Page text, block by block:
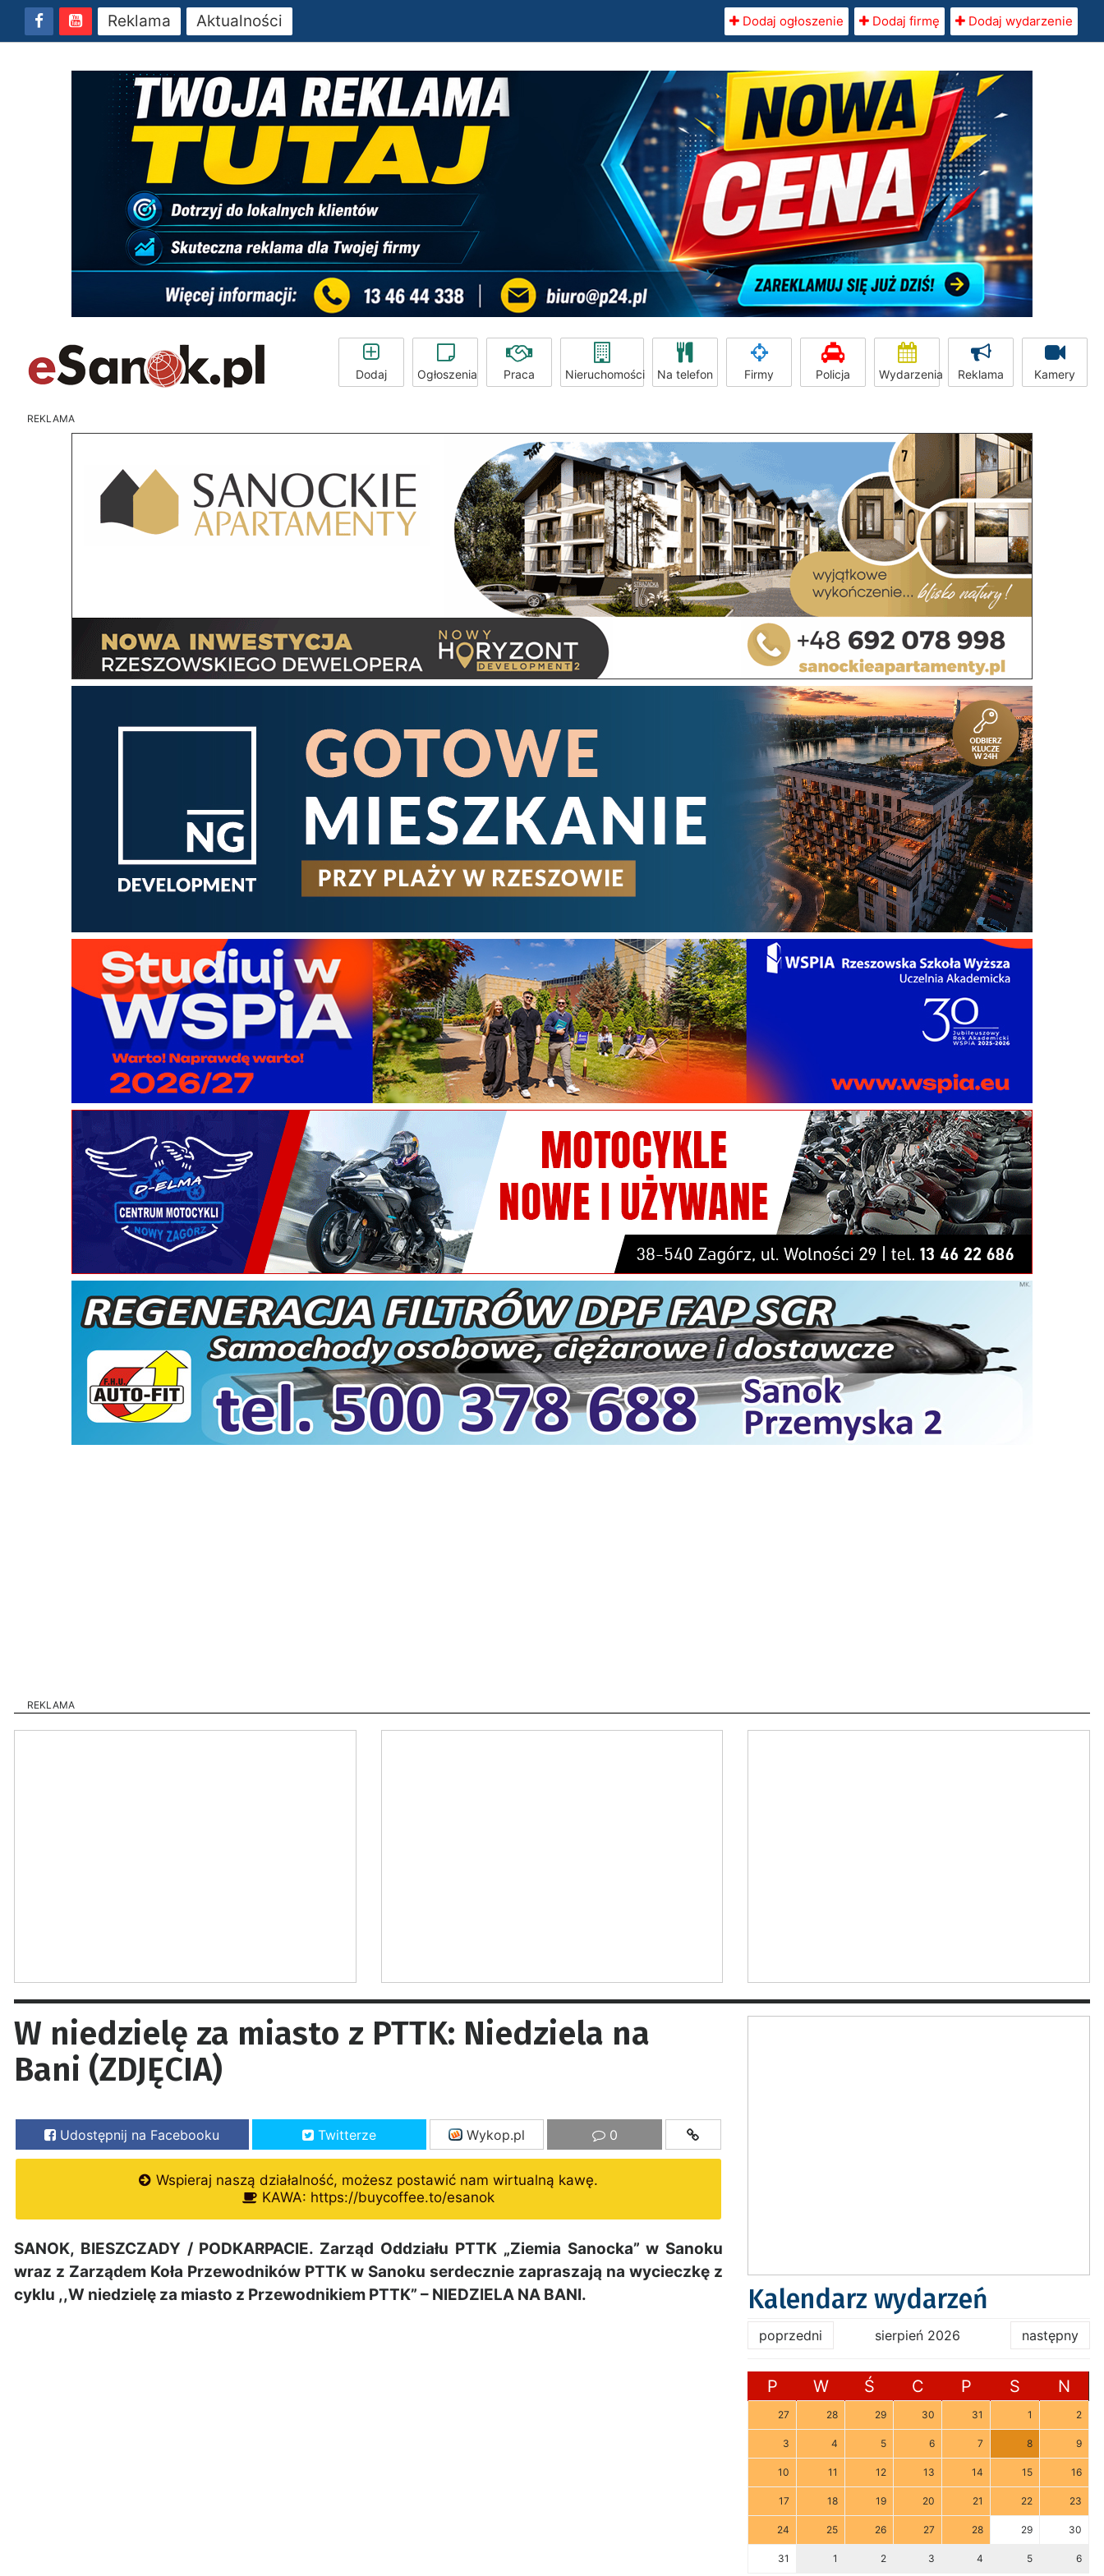
Reklama Aktualności Dodaj ogłoszenie Dodaj firmę Dodaj wydarzenie
Dodaj Ogłoszenia Praca Nieruchomości Na telefon Firmy Policja Wydarzenia Reklama Kamery
REKLAMA
REKLAMA
W niedzielę za miasto z PTTK: Niedziela na
Bani (ZDJĘCIA)
Udostępnij na Facebooku Twitterze Wykop.pl 0
Wspieraj naszą działalność, możesz postawić nam wirtualną kawę.
KAWA: https://buycoffee.to/esanok
SANOK, BIESZCZADY / PODKARPACIE. Zarząd Oddziału PTTK „Ziemia Sanocka” w Sanoku
wraz z Zarządem Koła Przewodników PTTK w Sanoku serdecznie zapraszają na wycieczkę z
cyklu ,,W niedzielę za miasto z Przewodnikiem PTTK” – NIEDZIELA NA BANI.
Kalendarz wydarzeń
poprzedni sierpień 2026 następny
P W Ś C P S N
27 28 29 30 31 1 2
3 4 5 6 7 8 9
10 11 12 13 14 15 16
17 18 19 20 21 22 23
24 25 26 27 28 29 30
31 1 2 3 4 5 6